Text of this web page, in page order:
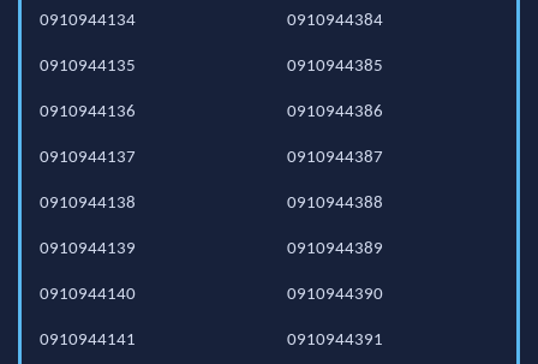
0910944134
0910944135
0910944136
0910944137
0910944138
0910944139
0910944140
0910944141
0910944384
0910944385
0910944386
0910944387
0910944388
0910944389
0910944390
0910944391